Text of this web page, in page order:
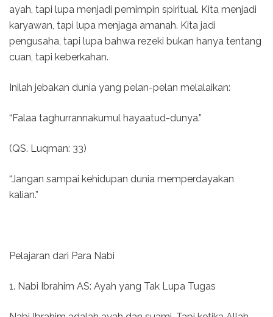
ayah, tapi lupa menjadi pemimpin spiritual. Kita menjadi
karyawan, tapi lupa menjaga amanah. Kita jadi
pengusaha, tapi lupa bahwa rezeki bukan hanya tentang
cuan, tapi keberkahan.
Inilah jebakan dunia yang pelan-pelan melalaikan:
“Falaa taghurrannakumul hayaatud-dunya.”
(QS. Luqman: 33)
“Jangan sampai kehidupan dunia memperdayakan
kalian.”
Pelajaran dari Para Nabi
1. Nabi Ibrahim AS: Ayah yang Tak Lupa Tugas